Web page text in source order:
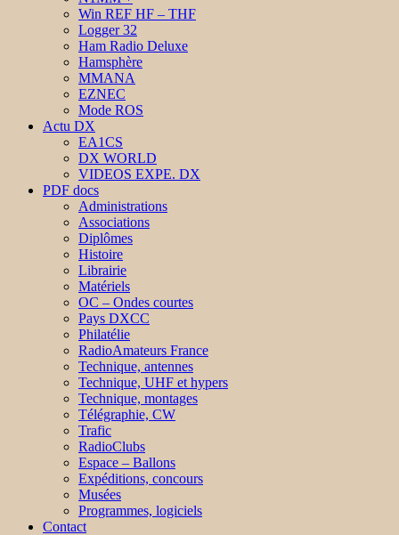
Win REF HF – THF
Logger 32
Ham Radio Deluxe
Hamsphère
MMANA
EZNEC
Mode ROS
Actu DX
EA1CS
DX WORLD
VIDEOS EXPE. DX
PDF docs
Administrations
Associations
Diplômes
Histoire
Librairie
Matériels
OC – Ondes courtes
Pays DXCC
Philatélie
RadioAmateurs France
Technique, antennes
Technique, UHF et hypers
Technique, montages
Télégraphie, CW
Trafic
RadioClubs
Espace – Ballons
Expéditions, concours
Musées
Programmes, logiciels
Contact